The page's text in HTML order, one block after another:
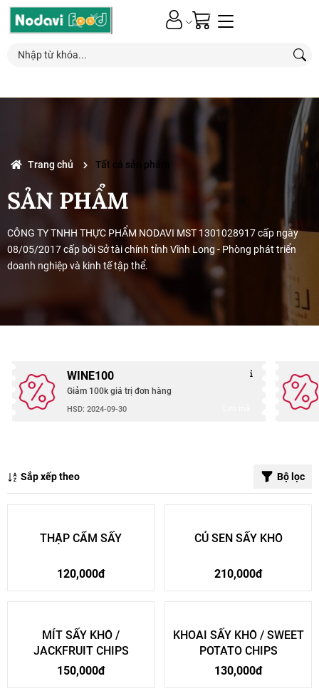
0
Trang chủ Tất cả sản phẩm
SẢN PHẨM
CÔNG TY TNHH THỰC PHẨM NODAVI MST 1301028917 cấp ngày
08/05/2017 cấp bởi Sở tài chính tỉnh Vĩnh Long - Phòng phát triển
doanh nghiệp và kinh tế tập thể.
WINE100
Giảm 100k giá trị đơn hàng
HSD: 2024-09-30
Sắp xếp theo Bộ lọc
THẬP CẨM SẤY
120,000đ
CỦ SEN SẤY KHÔ
210,000đ
MÍT SẤY KHÔ /
JACKFRUIT CHIPS
150,000đ
KHOAI SẤY KHÔ / SWEET
POTATO CHIPS
130,000đ